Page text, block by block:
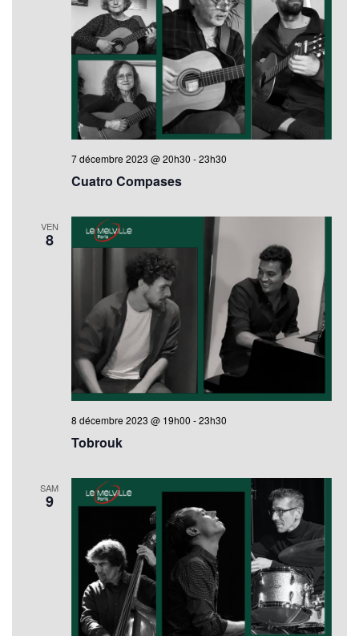
Cuatro Compases
7 décembre 2023 @ 20h30 -23h30
VEN
8
Tobrouk
8 décembre 2023 @ 19h00 -23h30
SAM
9